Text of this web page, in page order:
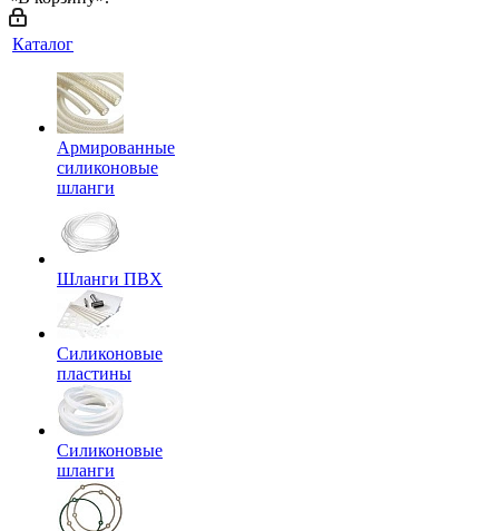
Каталог
Армированные
силиконовые
шланги
Шланги ПВХ
Силиконовые
пластины
Силиконовые
шланги